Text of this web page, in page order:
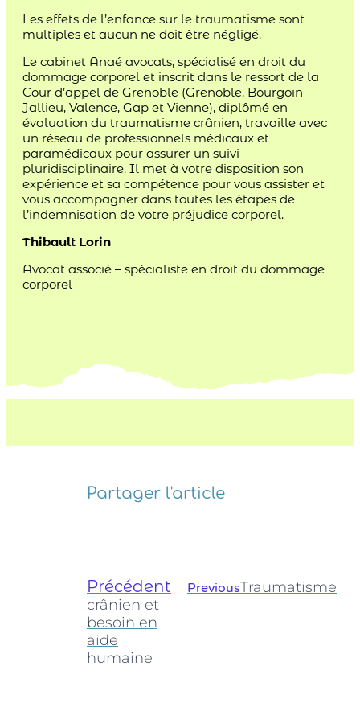
Les effets de l’enfance sur le traumatisme sont
multiples et aucun ne doit être négligé.
Le cabinet Anaé avocats, spécialisé en droit du
dommage corporel et inscrit dans le ressort de la
Cour d’appel de Grenoble (Grenoble, Bourgoin
Jallieu, Valence, Gap et Vienne), diplômé en
évaluation du traumatisme crânien, travaille avec
un réseau de professionnels médicaux et
paramédicaux pour assurer un suivi
pluridisciplinaire. Il met à votre disposition son
expérience et sa compétence pour vous assister et
vous accompagner dans toutes les étapes de
l’indemnisation de votre préjudice corporel.
Thibault Lorin
Avocat associé – spécialiste en droit du dommage
corporel
Partager l'article
Précédent PreviousTraumatisme
crânien et
besoin en
aide
humaine